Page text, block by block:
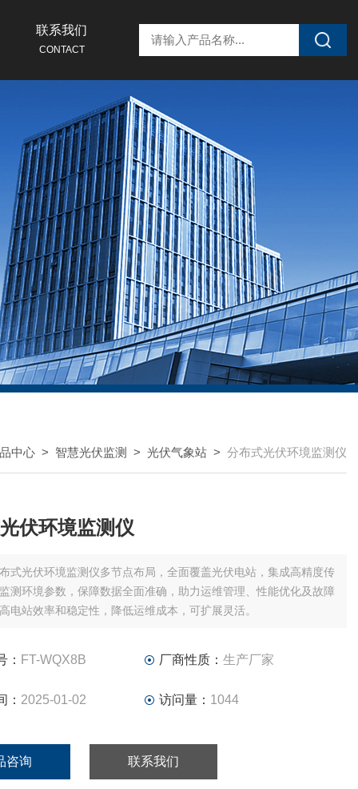
联系我们
CONTACT
中心 > 智慧光伏监测 > 光伏气象站 > 分布式光伏环境监测仪
伏环境监测仪
式光伏环境监测仪多节点布局，全面覆盖光伏电站，集成高精度传
测环境参数，保障数据全面准确，助力运维管理、性能优化及故障
电站效率和稳定性，降低运维成本，可扩展灵活。
： FT-WQX8B 厂商性质： 生产厂家
： 2025-01-02 访问量： 1044
咨询 联系我们